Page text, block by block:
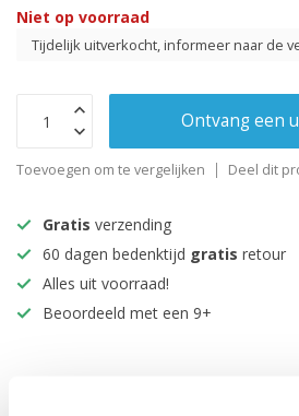
Niet op voorraad
Tijdelijk uitverkocht, informeer naar de
Ontvang een
Toevoegen om te vergelijken Deel dit
Gratis verzending
60 dagen bedenktijd gratis retour
Alles uit voorraad!
Beoordeeld met een 9+